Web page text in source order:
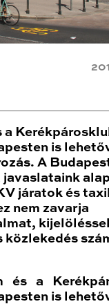
is
A
járatok és
nem zavarja
és a
is